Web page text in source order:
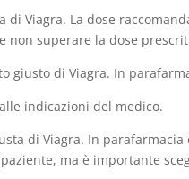
Viagra. La dose
non superare la dose
giusto di Viagra. In
indicazioni del medico.
di Viagra. In
ma è importante